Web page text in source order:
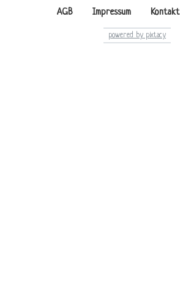
AGB Impressum Kontakt
powered by pixtacy